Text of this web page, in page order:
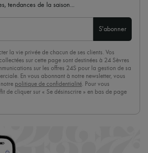
tendances de la saison...
S'abonner
la vie privée de chacun de ses clients. Vos
sur cette page sont destinées à 24 Sèvres
sur les offres 24S pour la gestion de sa
En vous abonnant à notre newsletter, vous
politique de confidentialité . Pour vous
de cliquer sur « Se désinscrire » en bas de page